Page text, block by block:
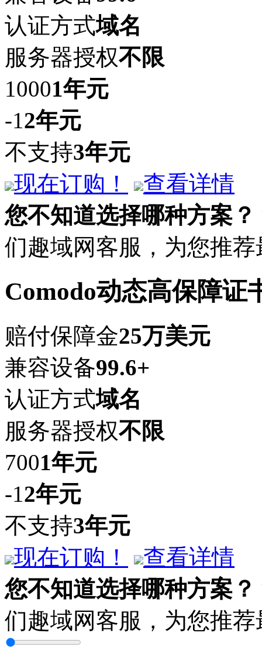
认证方式域名
服务器授权不限
10001年元
-12年元
不支持3年元
现在订购！
查看详情
您不知道选择哪种方案？
们趣域网客服，为您推
Comodo动态高保障证
赔付保障金25万美元
兼容设备99.6+
认证方式域名
服务器授权不限
7001年元
-12年元
不支持3年元
现在订购！
查看详情
您不知道选择哪种方案？
们趣域网客服，为您推